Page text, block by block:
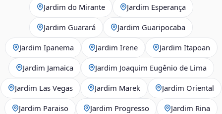
Jardim do Mirante Jardim Esperança
Jardim Guarará Jardim Guaripocaba
Jardim Ipanema Jardim Irene Jardim Itapoan
Jardim Jamaica Jardim Joaquim Eugênio de Lima
Jardim Las Vegas Jardim Marek Jardim Oriental
Jardim Paraiso Jardim Progresso Jardim Rina